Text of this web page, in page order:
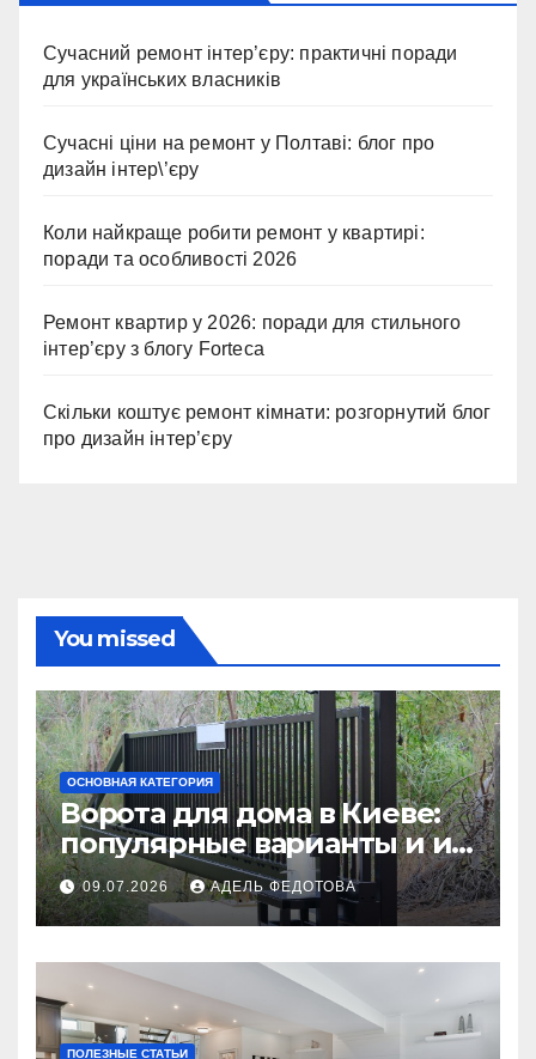
Сучасний ремонт інтер’єру: практичні поради
для українських власників
Сучасні ціни на ремонт у Полтаві: блог про
дизайн інтер\’єру
Коли найкраще робити ремонт у квартирі:
поради та особливості 2026
Ремонт квартир у 2026: поради для стильного
інтер’єру з блогу Forteca
Скільки коштує ремонт кімнати: розгорнутий блог
про дизайн інтер’єру
You missed
ОСНОВНАЯ КАТЕГОРИЯ
Ворота для дома в Киеве:
популярные варианты и их
особенности
09.07.2026 АДЕЛЬ ФЕДОТОВА
ПОЛЕЗНЫЕ СТАТЬИ